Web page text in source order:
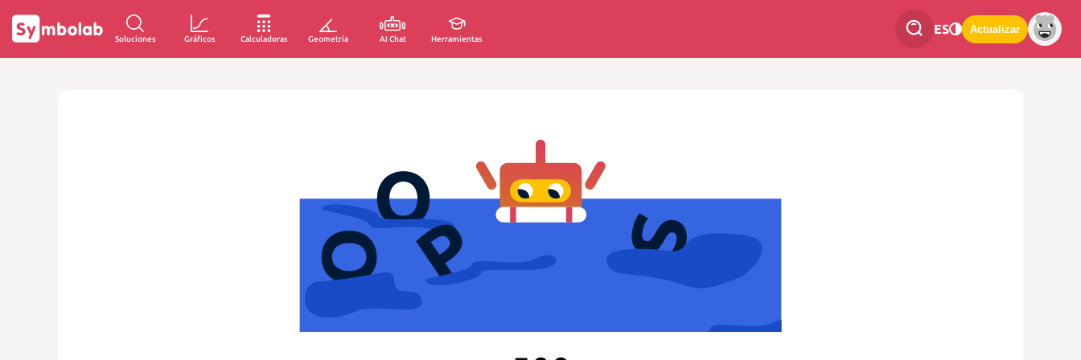
Soluciones Gráficos Calculadoras Geometría AI Chat Herramientas
ES Actualizar